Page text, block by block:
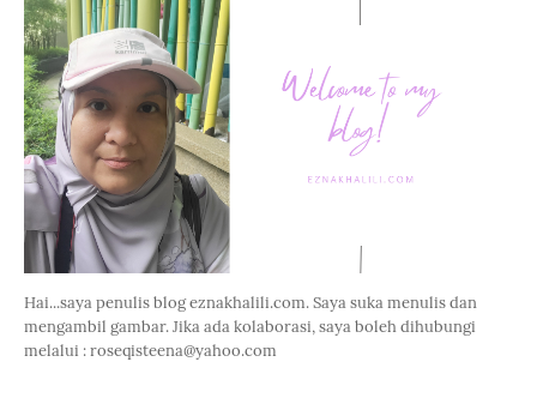
Hai...saya penulis blog eznakhalili.com. Saya suka menulis dan
mengambil gambar. Jika ada kolaborasi, saya boleh dihubungi
melalui : roseqisteena@yahoo.com